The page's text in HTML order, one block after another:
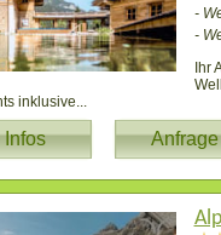
-
-
Ihr
inklusive...
Infos